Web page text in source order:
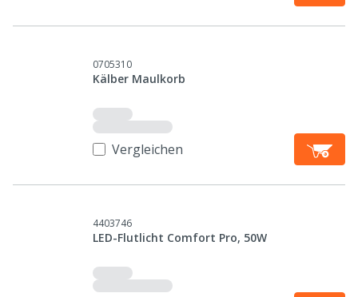
0705310
Kälber Maulkorb
Vergleichen
4403746
LED-Flutlicht Comfort Pro, 50W